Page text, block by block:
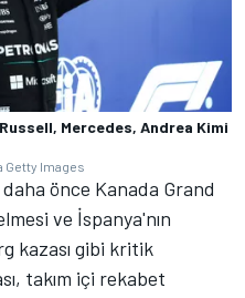
Mercedes, Andrea Kimi
Getty Images
önce Kanada Grand
ve İspanya'nın
kazası gibi kritik
takım içi rekabet